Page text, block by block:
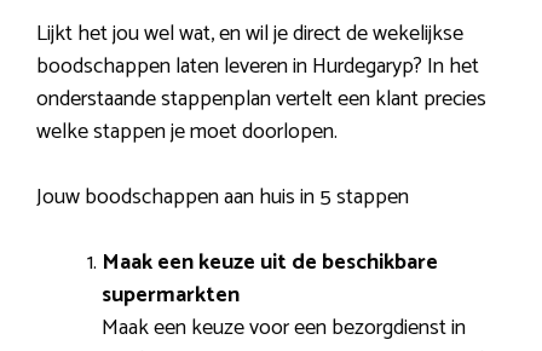
Lijkt het jou wel wat, en wil je direct de wekelijkse
boodschappen laten leveren in Hurdegaryp? In het
onderstaande stappenplan vertelt een klant precies
welke stappen je moet doorlopen.
Jouw boodschappen aan huis in 5 stappen
Maak een keuze uit de beschikbare
supermarkten
Maak een keuze voor een bezorgdienst in